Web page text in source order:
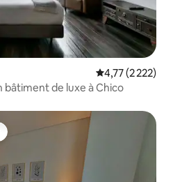
Évaluation
4,77 (2 222)
de luxe à Chico